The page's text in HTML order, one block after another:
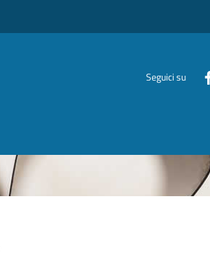
Seguici su